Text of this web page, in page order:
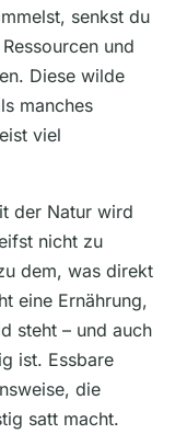
senkst du
und
Diese wilde
manches
viel
der Natur wird
nicht zu
dem, was direkt
eine Ernährung,
steht – und auch
ist. Essbare
die
satt macht.